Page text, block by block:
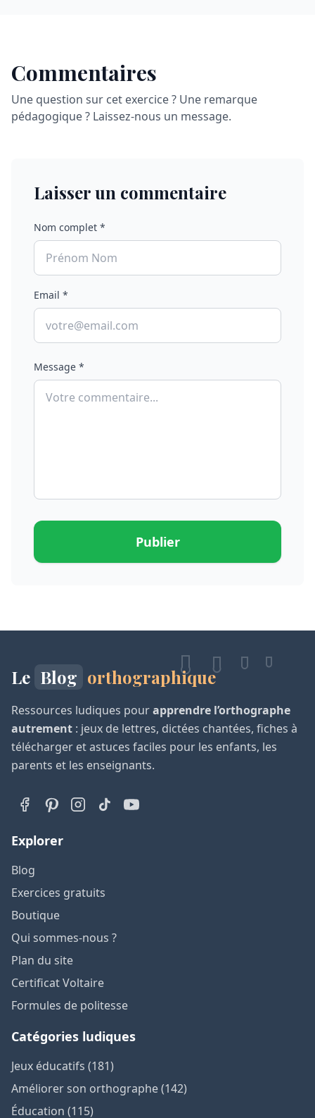
Commentaires
Une question sur cet exercice ? Une remarque
pédagogique ? Laissez-nous un message.
Laisser un commentaire
Nom complet *
Email *
Message *
Publier
Le Blog orthographique
Ressources ludiques pourapprendre l’orthographe
autrement : jeux de lettres, dictées chantées, fiches à
télécharger et astuces faciles pour les enfants, les
parents et les enseignants.
Explorer
Blog
Exercices gratuits
Boutique
Qui sommes-nous ?
Plan du site
Certificat Voltaire
Formules de politesse
Catégories ludiques
Jeux éducatifs (181)
Améliorer son orthographe (142)
Éducation (115)